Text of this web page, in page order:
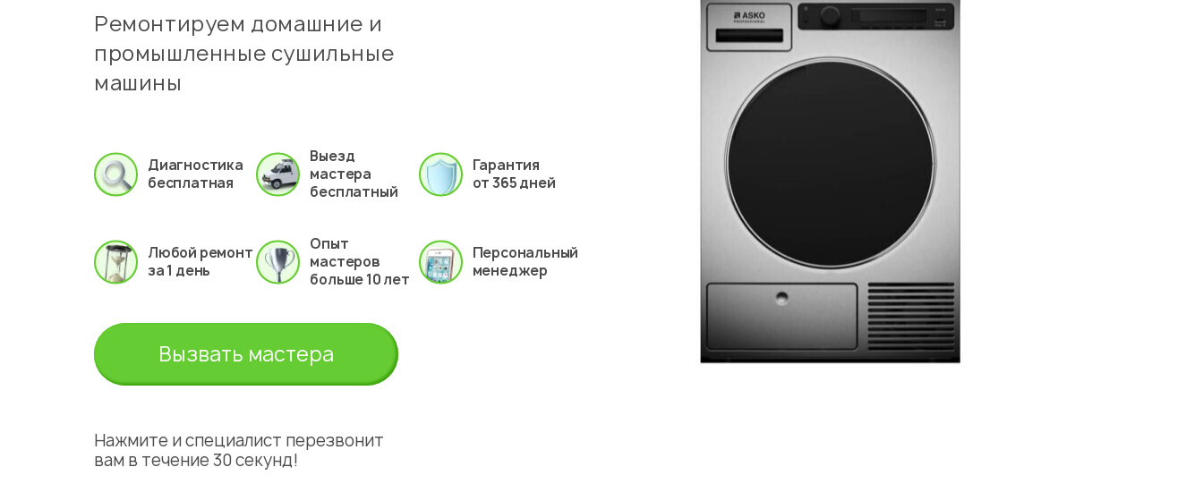
Ремонтируем домашние и
промышленные сушильные
машины
Диагностика
бесплатная
Выезд
мастера
бесплатный
Гарантия
от 365 дней
Любой ремонт
за 1 день
Опыт
мастеров
больше 10 лет
Персональный
менеджер
Вызвать мастера
Нажмите и специалист перезвонит
вам в течение 30 секунд!